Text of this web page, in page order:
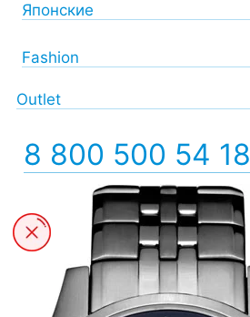
Японские
Fashion
Outlet
8 800 500 54 18